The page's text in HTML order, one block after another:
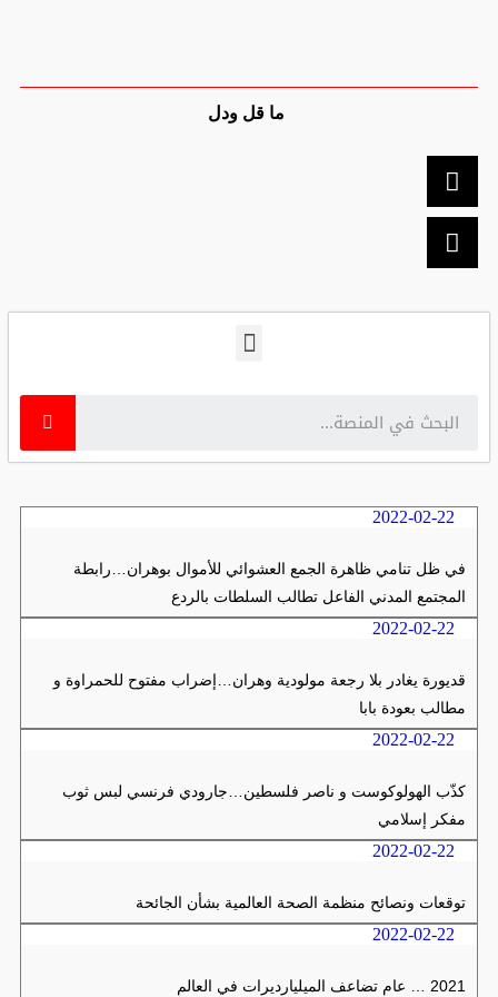
ما قل ودل
2022-02-22
في ظل تنامي ظاهرة الجمع العشوائي للأموال بوهران…رابطة
المجتمع المدني الفاعل تطالب السلطات بالردع
2022-02-22
قديورة يغادر بلا رجعة مولودية وهران…إضراب مفتوح للحمراوة و
مطالب بعودة بابا
2022-02-22
كذّب الهولوكوست و ناصر فلسطين…جارودي فرنسي لبس ثوب
مفكر إسلامي
2022-02-22
توقعات ونصائح منظمة الصحة العالمية بشأن الجائحة
2022-02-22
2021 … عام تضاعف الميليارديرات في العالم